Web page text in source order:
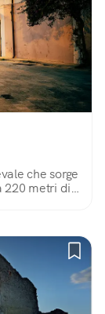
che sorge
220 metri di